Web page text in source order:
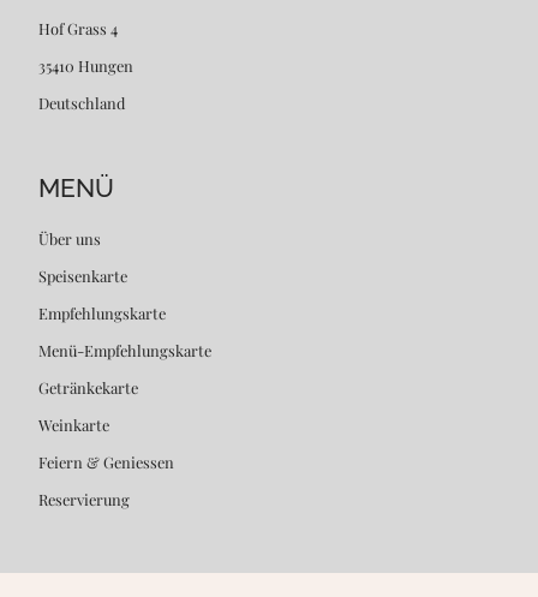
Hof Grass 4
35410 Hungen
Deutschland
MENÜ
Über uns
Speisenkarte
Empfehlungskarte
Menü-Empfehlungskarte
Getränkekarte
Weinkarte
Feiern & Geniessen
Reservierung